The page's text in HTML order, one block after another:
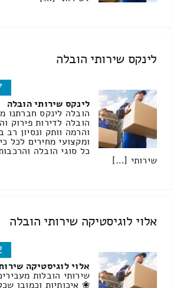
לינקס שירותי הובלה
לינקס שירותי הובלה
הובלה לינקס חברתנו
הובלה לדירות פירוק
והרמה וותק ונסיון
ומקצועי מחירים לכל
כל סוגי הובלה
שירותי […]
אלוי לוגיסטיקה שירותי הובלה
אלוי לוגיסטיקה
שירותי הובלות
❀ איכותיות וכמובן